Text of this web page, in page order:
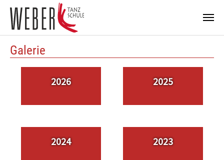
Galerie
2026 2025
2024 2023